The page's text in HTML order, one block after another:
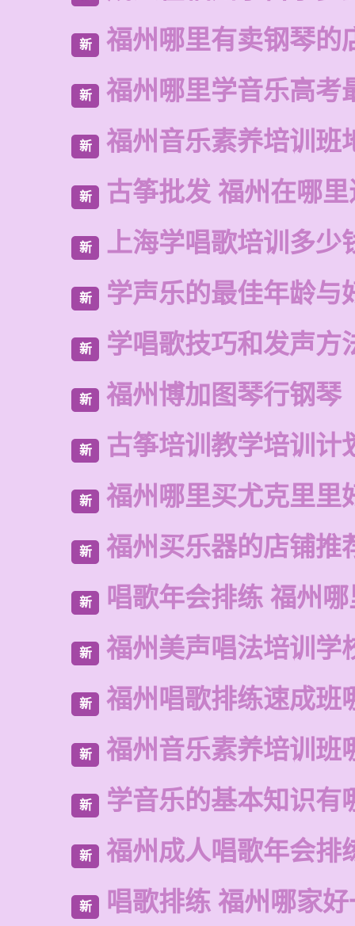
新 福州哪里有卖钢琴的
新 福州哪里学音乐高考
新 福州音乐素养培训班
新 古筝批发 福州在哪
新 上海学唱歌培训多少
新 学声乐的最佳年龄与
新 学唱歌技巧和发声方
新 福州博加图琴行钢琴
新 古筝培训教学培训计
新 福州哪里买尤克里里
新 福州买乐器的店铺推
新 唱歌年会排练 福州
新 福州美声唱法培训学
新 福州唱歌排练速成班
新 福州音乐素养培训班
新 学音乐的基本知识有
新 福州成人唱歌年会排
新 唱歌排练 福州哪家